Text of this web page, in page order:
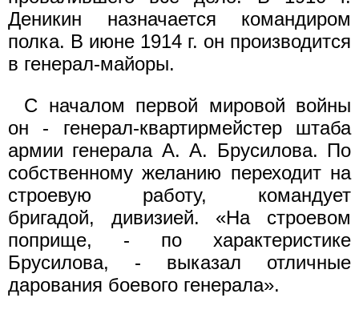
Деникин назначается командиром
полка. В июне 1914 г. он производится
в генерал-майоры.
С началом первой мировой войны
он - генерал-квартирмейстер штаба
армии генерала А. А. Брусилова. По
собственному желанию переходит на
строевую работу, командует
бригадой, дивизией. «На строевом
поприще, - по характеристике
Брусилова, - выка­зал отличные
дарования боевого генерала».